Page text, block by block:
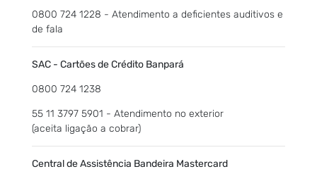
0800 724 1228 - Atendimento a deficientes auditivos e
de fala
SAC - Cartões de Crédito Banpará
0800 724 1238
55 11 3797 5901 - Atendimento no exterior
(aceita ligação a cobrar)
Central de Assistência Bandeira Mastercard